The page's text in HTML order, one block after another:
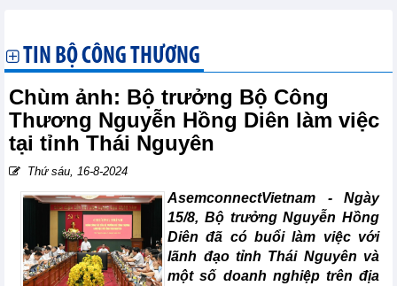
TIN BỘ CÔNG THƯƠNG
Chùm ảnh: Bộ trưởng Bộ Công
Thương Nguyễn Hồng Diên làm việc
tại tỉnh Thái Nguyên
Thứ sáu, 16-8-2024
AsemconnectVietnam - Ngày
15/8, Bộ trưởng Nguyễn Hồng
Diên đã có buổi làm việc với
lãnh đạo tỉnh Thái Nguyên và
một số doanh nghiệp trên địa